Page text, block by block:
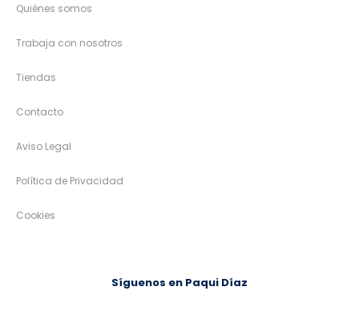
Quiénes somos
Trabaja con nosotros
Tiendas
Contacto
Aviso Legal
Política de Privacidad
Cookies
Síguenos en Paqui Díaz